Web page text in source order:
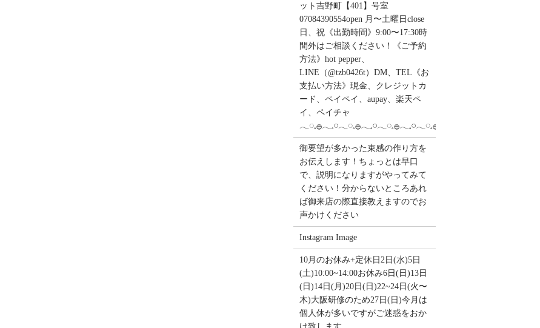
ット吉野町【401】号室︎
07084390554open 月〜土曜日close
日、祝《出勤時間》9:00〜17:30時
間外はご相談ください！《ご予約
方法》hot pepper、
LINE（@tzb0426t）DM、TEL《お
支払い方法》現金、クレジットカ
ード、ペイペイ、aupay、楽天ペ
イ、ペイチャ
𓂃◌𓈒𓐍𓂃𓈒𓏸𓂃◌𓈒𓐍𓂃𓈒𓏸𓂃◌𓈒𓐍𓂃𓈒𓏸𓂃◌𓈒𓐍
御要望が多かった束感の作り方を
お伝えします！ちょっとは早口
で、説明になりますがやってみて
ください！分からないところあれ
ば御来店の際直接教えますのでお
声かけください
Instagram Image
10月のお休み+定休日2日(水)5日
(土)10:00~14:00お休み6日(日)13日
(日)14日(月)20日(日)22~24日(火〜
木)大阪研修のため27日(日)今月は
個人休が多いですがご迷惑をおか